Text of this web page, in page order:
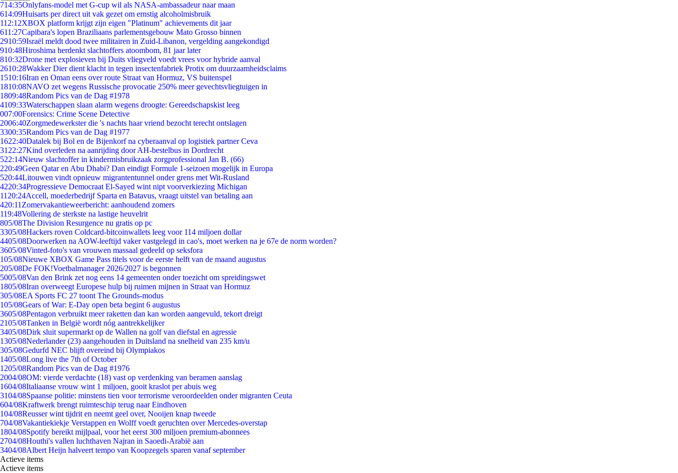
714:35Onlyfans-model met G-cup wil als NASA-ambassadeur naar maan
614:09Huisarts per direct uit vak gezet om ernstig alcoholmisbruik
112:12XBOX platform krijgt zijn eigen "Platinum" achievements dit jaar
611:27Capibara's lopen Braziliaans parlementsgebouw Mato Grosso binnen
2910:59Israël meldt dood twee militairen in Zuid-Libanon, vergelding aangekondigd
910:48Hiroshima herdenkt slachtoffers atoombom, 81 jaar later
810:32Drone met explosieven bij Duits vliegveld voedt vrees voor hybride aanval
2610:28Wakker Dier dient klacht in tegen insectenfabriek Protix om duurzaamheidsclaims
1510:16Iran en Oman eens over route Straat van Hormuz, VS buitenspel
1810:08NAVO zet wegens Russische provocatie 250% meer gevechtsvliegtuigen in
1809:48Random Pics van de Dag #1978
4109:33Waterschappen slaan alarm wegens droogte: Gereedschapskist leeg
007:00Forensics: Crime Scene Detective
2006:40Zorgmedewerkster die 's nachts haar vriend bezocht terecht ontslagen
3300:35Random Pics van de Dag #1977
1622:40Datalek bij Bol en de Bijenkorf na cyberaanval op logistiek partner Ceva
31 22:27Kind overleden na aanrijding door AH-bestelbus in Dordrecht
522:14Nieuw slachtoffer in kindermisbruikzaak zorgprofessional Jan B. (66)
220:49Geen Qatar en Abu Dhabi? Dan eindigt Formule 1-seizoen mogelijk in Europa
520:44Litouwen vindt opnieuw migrantentunnel onder grens met Wit-Rusland
4220:34Progressieve Democraat El-Sayed wint nipt voorverkiezing Michigan
11 20:24Accell, moederbedrijf Sparta en Batavus, vraagt uitstel van betaling aan
420:11 Zomervakantieweerbericht: aanhoudend zomers
119:48Vollering de sterkste na lastige heuvelrit
805/08The Division Resurgence nu gratis op pc
3305/08Hackers roven Coldcard-bitcoinwallets leeg voor 114 miljoen dollar
4405/08Doorwerken na AOW-leeftijd vaker vastgelegd in cao's, moet werken na je 67e de norm worden?
3605/08Vinted-foto's van vrouwen massaal gedeeld op seksfora
105/08Nieuwe XBOX Game Pass titels voor de eerste helft van de maand augustus
205/08De FOK!Voetbalmanager 2026/2027 is begonnen
5005/08Van den Brink zet nog eens 14 gemeenten onder toezicht om spreidingswet
1805/08Iran overweegt Europese hulp bij ruimen mijnen in Straat van Hormuz
305/08EA Sports FC 27 toont The Grounds-modus
105/08Gears of War: E-Day open beta begint 6 augustus
3605/08Pentagon verbruikt meer raketten dan kan worden aangevuld, tekort dreigt
2105/08Tanken in België wordt nóg aantrekkelijker
3405/08Dirk sluit supermarkt op de Wallen na golf van diefstal en agressie
1305/08Nederlander (23) aangehouden in Duitsland na snelheid van 235 km/u
305/08Gedurfd NEC blijft overeind bij Olympiakos
1405/08Long live the 7th of October
1205/08Random Pics van de Dag #1976
2004/08OM: vierde verdachte (18) vast op verdenking van beramen aanslag
1604/08Italiaanse vrouw wint 1 miljoen, gooit kraslot per abuis weg
3104/08Spaanse politie: minstens tien voor terrorisme veroordeelden onder migranten Ceuta
604/08Kraftwerk brengt ruimteschip terug naar Eindhoven
104/08Reusser wint tijdrit en neemt geel over, Nooijen knap tweede
704/08Vakantiekiekje Verstappen en Wolff voedt geruchten over Mercedes-overstap
1804/08Spotify bereikt mijlpaal, voor het eerst 300 miljoen premium-abonnees
2704/08Houthi's vallen luchthaven Najran in Saoedi-Arabië aan
3404/08Albert Heijn halveert tempo van Koopzegels sparen vanaf september
Actieve items
Actieve items